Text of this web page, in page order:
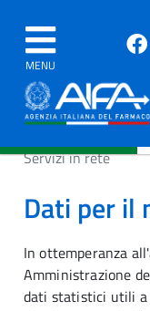
MENU
Servizi in rete
Dati per il
In ottemperanza
Amministrazione
dati statistici utili a